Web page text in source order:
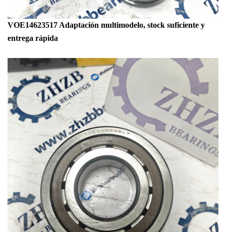
VOE14623517 Adaptación multimodelo, stock suficiente y
entrega rápida